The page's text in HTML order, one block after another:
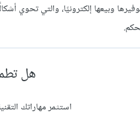
وبيعها إلكترونيًا، والتي
هل
استثمر مهاراتك